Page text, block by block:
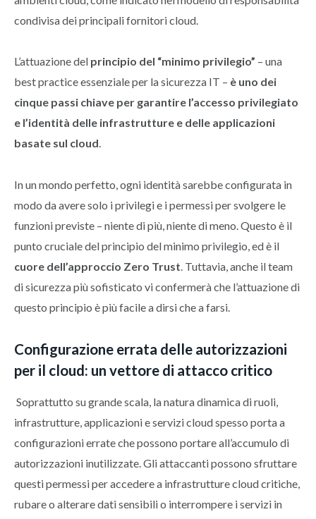
condivisa dei principali fornitori cloud.
L’attuazione del principio del “minimo privilegio” – una
best practice essenziale per la sicurezza IT – è uno dei
cinque passi chiave per garantire l’accesso privilegiato
e l’identità delle infrastrutture e delle applicazioni
basate sul cloud.
In un mondo perfetto, ogni identità sarebbe configurata in
modo da avere solo i privilegi e i permessi per svolgere le
funzioni previste – niente di più, niente di meno. Questo è il
punto cruciale del principio del minimo privilegio, ed è il
cuore dell’approccio Zero Trust. Tuttavia, anche il team
di sicurezza più sofisticato vi confermerà che l’attuazione di
questo principio è più facile a dirsi che a farsi.
Configurazione errata delle autorizzazioni
per il cloud: un vettore di attacco critico
Soprattutto su grande scala, la natura dinamica di ruoli,
infrastrutture, applicazioni e servizi cloud spesso porta a
configurazioni errate che possono portare all’accumulo di
autorizzazioni inutilizzate. Gli attaccanti possono sfruttare
questi permessi per accedere a infrastrutture cloud critiche,
rubare o alterare dati sensibili o interrompere i servizi in